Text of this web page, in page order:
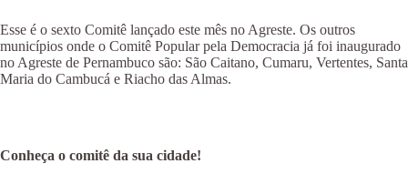
Esse é o sexto Comitê lançado este mês no Agreste. Os outros
municípios onde o Comitê Popular pela Democracia já foi inaugurado
no Agreste de Pernambuco são: São Caitano, Cumaru, Vertentes, Santa
Maria do Cambucá e Riacho das Almas.
Conheça o comitê da sua cidade!